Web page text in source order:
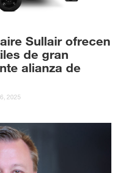
Sullair ofrecen
de gran
alianza de
2025